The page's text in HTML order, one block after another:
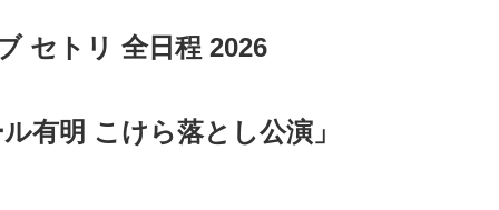
セトリ 全日程 2026
有明 こけら落とし公演」